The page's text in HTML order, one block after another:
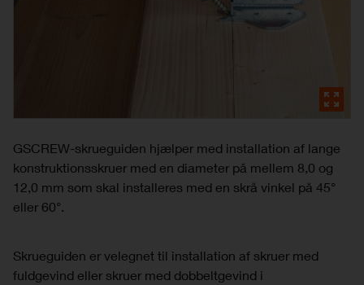
GSCREW-skrueguiden hjælper med installation af lange
konstruktionsskruer med en diameter på mellem 8,0 og
12,0 mm som skal installeres med en skrå vinkel på 45°
eller 60°.
Skrueguiden er velegnet til installation af skruer med
fuldgevind eller skruer med dobbeltgevind i